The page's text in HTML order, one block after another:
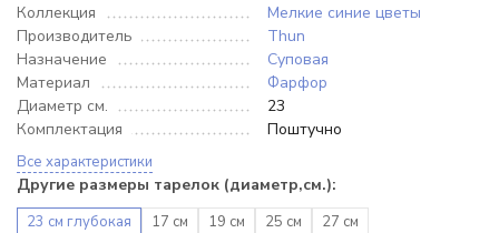
Коллекция
Мелкие синие цветы
Производитель
Thun
Назначение
Суповая
Материал
Фарфор
Диаметр см.
23
Комплектация
Поштучно
Все характеристики
Другие размеры тарелок (диаметр,см.):
23 см глубокая 17 см 19 см 25 см 27 см